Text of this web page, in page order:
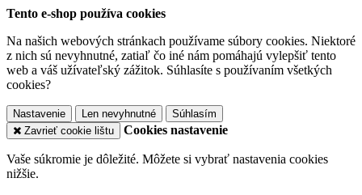
Tento e-shop používa cookies
Na našich webových stránkach používame súbory cookies. Niektoré
z nich sú nevyhnutné, zatiaľ čo iné nám pomáhajú vylepšiť tento
web a váš užívateľský zážitok. Súhlasíte s používaním všetkých
cookies?
Nastavenie Len nevyhnutné
Súhlasím
Zavrieť cookie lištu
Cookies nastavenie
Vaše súkromie je dôležité. Môžete si vybrať nastavenia cookies
nižšie.